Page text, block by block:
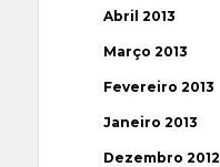
Abril 2013
Março 2013
Fevereiro 2013
Janeiro 2013
Dezembro 2012